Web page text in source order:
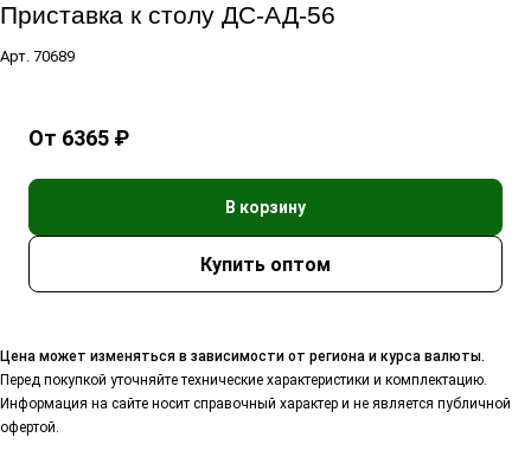
Приставка к столу ДС-АД-56
Арт. 70689
От 6365 ₽
В корзину
Цена может изменяться в зависимости от региона и курса валюты.
Перед покупкой уточняйте технические характеристики и комплектацию.
Информация на сайте носит справочный характер и не является публичной
офертой.